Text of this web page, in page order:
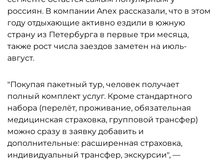
россиян. В компании Anex рассказали, что в этом
году отдыхающие активно ездили в южную
страну из Петербурга в первые три месяца,
также рост числа заездов заметен на июль-
август.
"Покупая пакетный тур, человек получает
полный комплект услуг. Кроме стандартного
набора (перелёт, проживание, обязательная
медицинская страховка, групповой трансфер)
можно сразу в заявку добавить и
дополнительные: расширенная страховка,
индивидуальный трансфер, экскурсии", —